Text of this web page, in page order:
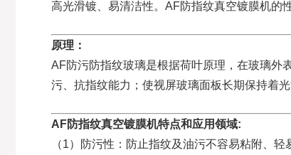
高光滑镀、易清洁性。AF防指纹真空镀膜机的
原理：
AF防污防指纹玻璃是根据荷叶原理，在玻璃外
污、抗指纹能力；使视屏玻璃面板长期保持着光
AF防指纹真空镀膜机特点和应用领域:
（1）防污性：防止指纹及油污不容易粘附、轻